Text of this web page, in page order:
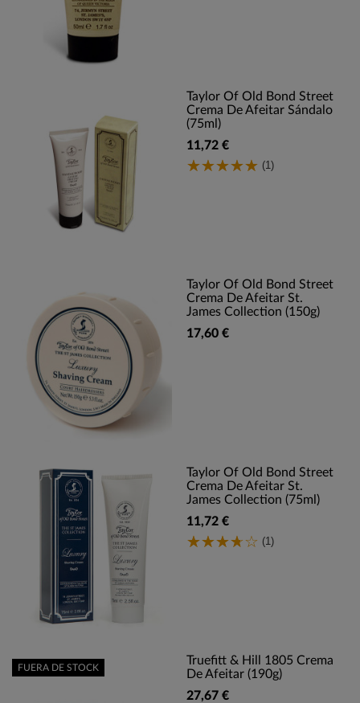
Taylor Of Old Bond Street
Crema De Afeitar Sándalo
(75ml)
11,72 €
(1)
Taylor Of Old Bond Street
Crema De Afeitar St.
James Collection (150g)
17,60 €
Taylor Of Old Bond Street
Crema De Afeitar St.
James Collection (75ml)
11,72 €
(1)
Truefitt & Hill 1805 Crema
De Afeitar (190g)
27,67 €
FUERA DE STOCK